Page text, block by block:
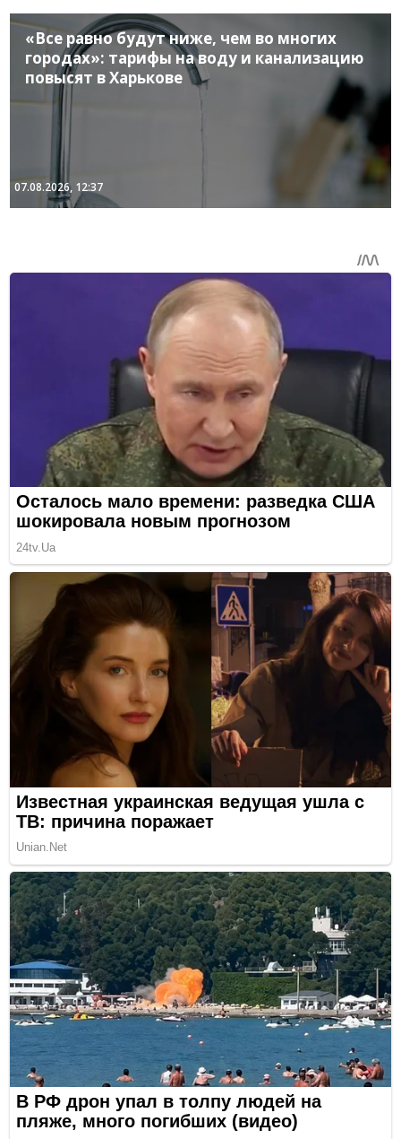
«Все равно будут ниже, чем во многих
городах»: тарифы на воду и канализацию
повысят в Харькове
07.08.2026, 12:37